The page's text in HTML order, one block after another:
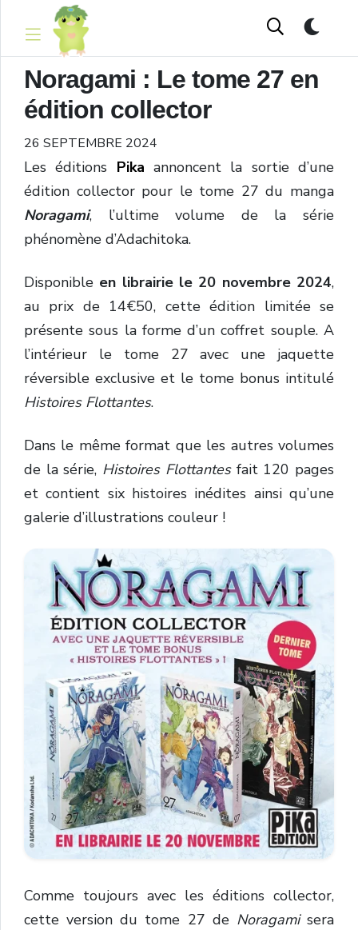
Noragami : Le tome 27 en
édition collector
26 SEPTEMBRE 2024
Les éditions Pika annoncent la sortie d’une
édition collector pour le tome 27 du manga
Noragami, l’ultime volume de la série
phénomène d’Adachitoka.
Disponible en librairie le 20 novembre 2024,
au prix de 14€50, cette édition limitée se
présente sous la forme d’un coffret souple. A
l’intérieur le tome 27 avec une jaquette
réversible exclusive et le tome bonus intitulé
Histoires Flottantes.
Dans le même format que les autres volumes
de la série, Histoires Flottantesfait 120 pages
et contient six histoires inédites ainsi qu’une
galerie d’illustrations couleur !
Comme toujours avec les éditions collector,
cette version du tome 27 de Noragamisera